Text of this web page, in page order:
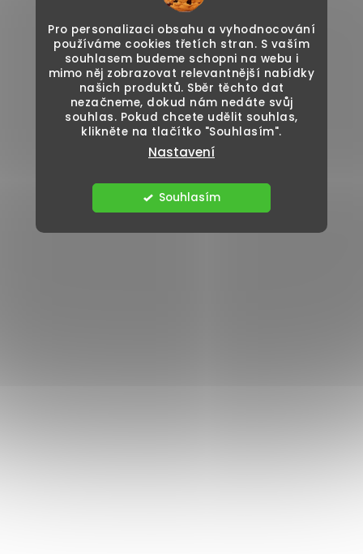
Pro personalizaci obsahu a vyhodnocování
používáme cookies třetích stran. S vaším
souhlasem budeme schopni na webu i
mimo něj zobrazovat relevantnější nabídky
našich produktů. Sběr těchto dat
nezačneme, dokud nám nedáte svůj
souhlas. Pokud chcete udělit souhlas,
klikněte na tlačítko "Souhlasím".
Nastavení
Souhlasím